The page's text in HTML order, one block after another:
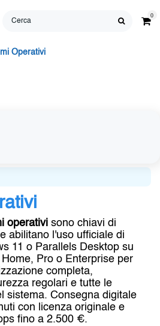
0
Operativi
operativi sono chiavi di
abilitano l'uso ufficiale di
11 o Parallels Desktop su
Pro o Enterprise per
completa,
regolari e tutte le
sistema. Consegna digitale
con licenza originale e
fino a 2.500 €.